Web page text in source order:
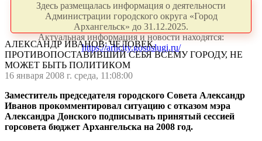
Здесь размещалась информация о деятельности
Администрации городского округа «Город
Архангельск» до 31.12.2025.
Актуальная информация и новости находятся:
https://arhcity.gosuslugi.ru/
АЛЕКСАНДР ИВАНОВ: ЧЕЛОВЕК,
ПРОТИВОПОСТАВИВШИЙ СЕБЯ ВСЕМУ ГОРОДУ, НЕ
МОЖЕТ БЫТЬ ПОЛИТИКОМ
16 января 2008 г. среда, 11:08:00
Заместитель председателя городского Совета Александр
Иванов прокомментировал ситуацию с отказом мэра
Александра Донского подписывать принятый сессией
горсовета бюджет Архангельска на 2008 год.